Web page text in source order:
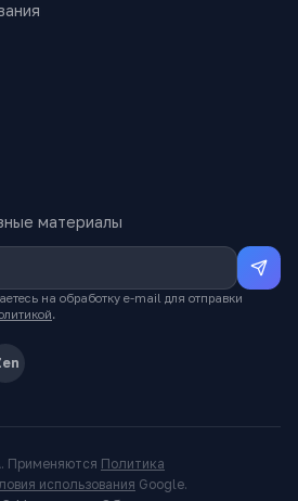
материалы
на обработку e-mail для отправки
.
Применяются Политика
использования Google.